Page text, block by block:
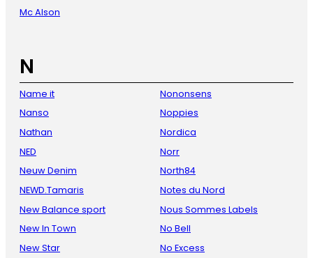
Mc Alson
N
Name it
Nanso
Nathan
NED
Neuw Denim
NEWD.Tamaris
New Balance sport
New In Town
New Star
Nononsens
Noppies
Nordica
Norr
North84
Notes du Nord
Nous Sommes Labels
No Bell
No Excess